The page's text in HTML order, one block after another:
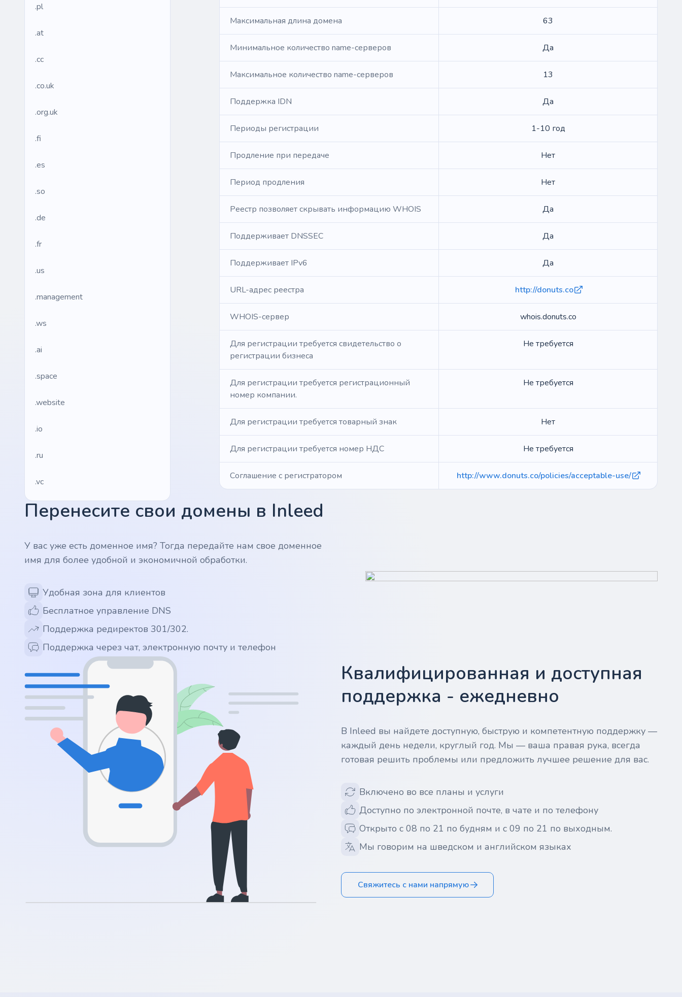
.pl
.at
.cc
.co.uk
.org.uk
.fi
.es
.so
.de
.fr
.us
.management
.ws
.ai
.space
.website
.io
.ru
.vc
.gr
.app
.zone
.co
.no
.art
.online
.email
Максимальная длина домена 63
Минимальное количество name-серверов Да
Максимальное количество name-серверов 13
Поддержка IDN Да
Периоды регистрации 1-10 год
Продление при передаче Нет
Период продления Нет
Реестр позволяет скрывать информацию WHOIS Да
Поддерживает DNSSEC Да
Поддерживает IPv6 Да
URL-адрес реестра http://donuts.co
WHOIS-сервер whois.donuts.co
Для регистрации требуется свидетельство о
регистрации бизнеса
Не требуется
Для регистрации требуется регистрационный
номер компании.
Не требуется
Для регистрации требуется товарный знак Нет
Для регистрации требуется номер НДС Не требуется
Соглашение с регистратором http://www.donuts.co/policies/acceptable-use/
Перенесите свои домены в Inleed
У вас уже есть доменное имя? Тогда передайте нам свое доменное
имя для более удобной и экономичной обработки.
Удобная зона для клиентов
Бесплатное управление DNS
Поддержка редиректов 301/302.
Поддержка через чат, электронную почту и телефон
Квалифицированная и доступная
поддержка - ежедневно
В Inleed вы найдете доступную, быструю и компетентную поддержку —
каждый день недели, круглый год. Мы — ваша правая рука, всегда
готовая решить проблемы или предложить лучшее решение для вас.
Включено во все планы и услуги
Доступно по электронной почте, в чате и по телефону
Открыто с 08 по 21 по будням и с 09 по 21 по выходным.
Мы говорим на шведском и английском языках
Свяжитесь с нами напрямую